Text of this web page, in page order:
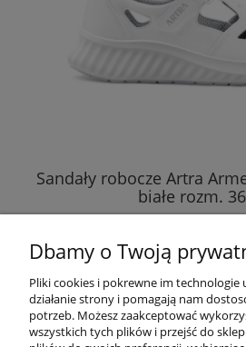
Sandały robocze Artra
białe rozm.
279,00 zł
do koszyka
Dbamy o Twoją
Pliki cookies i pokrewne im
działanie strony i pomagają nam
potrzeb. Możesz zaakceptować
wszystkich tych plików i przejść do